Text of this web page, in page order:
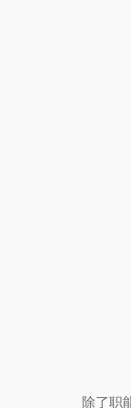
除了职